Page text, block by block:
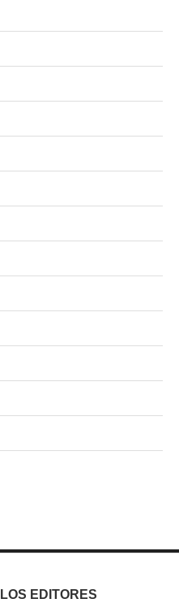
EDITORES